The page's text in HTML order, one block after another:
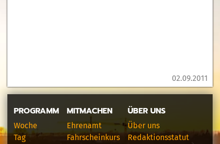
02.09.2011
PROGRAMM
Woche
Tag
MITMACHEN
Ehrenamt
Fahrscheinkurs
ÜBER UNS
Über uns
Redaktionsstatut